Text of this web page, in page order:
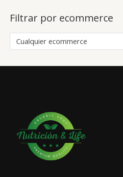
Filtrar por ecommerce
Cualquier ecommerce